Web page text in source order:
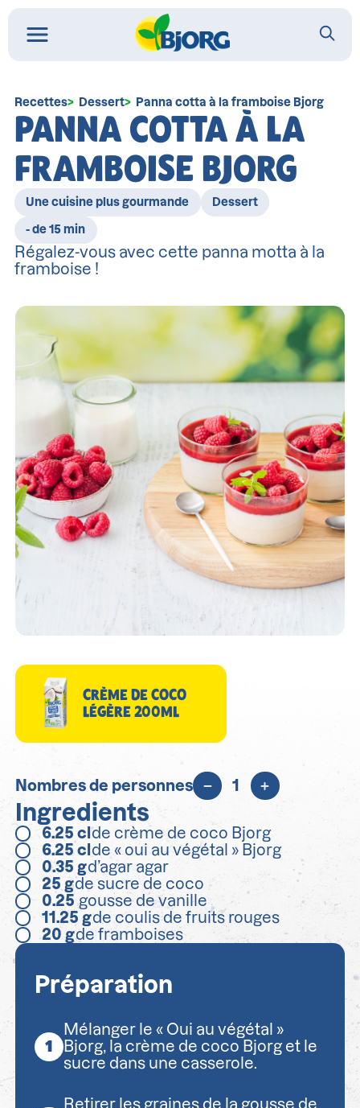
Recettes Dessert Panna cotta à la framboise Bjorg
PANNA COTTA À LA
FRAMBOISE BJORG
Une cuisine plus gourmande Dessert
- de 15 min
Régalez-vous avec cette panna motta à la
framboise !
CRÈME DE COCO
LÉGÈRE 200ML
Nombres de personnes 1
Ingredients
6.25 cl de crème de coco Bjorg
6.25 cl de « oui au végétal » Bjorg
0.35 gd’agar agar
25 gde sucre de coco
0.25 gousse de vanille
11.25 gde coulis de fruits rouges
20 gde framboises
Préparation
Mélanger le « Oui au végétal »
Bjorg, la crème de coco Bjorg et le
sucre dans une casserole.
Retirer les graines de la gousse de